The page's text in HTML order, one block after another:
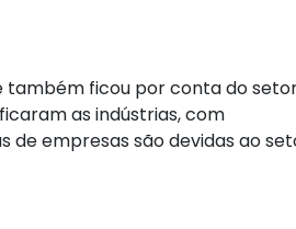
também ficou por conta do
as indústrias, com
de empresas são devidas ao